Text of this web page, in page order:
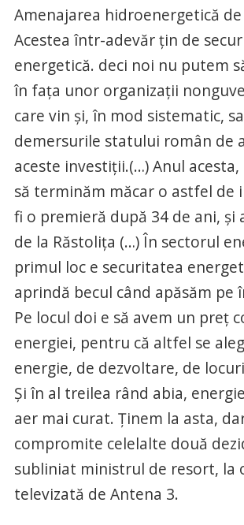
Amenajarea hidroenergetică de
Acestea într-adevăr ţin de
energetică. deci noi nu putem
în faţa unor organizaţii
care vin şi, în mod sistematic,
demersurile statului român de
aceste investiţii.(…) Anul
să terminăm măcar o astfel de
fi o premieră după 34 de ani, şi
de la Răstoliţa (…) În sectorul
primul loc e securitatea
aprindă becul când apăsăm
Pe locul doi e să avem un preţ
energiei, pentru că altfel se
energie, de dezvoltare, de
Şi în al treilea rând abia,
aer mai curat. Ţinem la asta,
compromite celelalte două
subliniat ministrul de resort, la
televizată de Antena 3.